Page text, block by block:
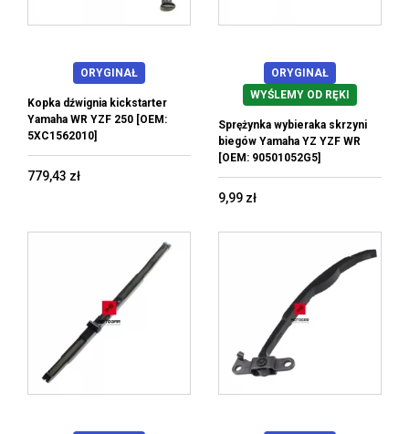
ORYGINAŁ
Kopka dźwignia kickstarter
Yamaha WR YZF 250 [OEM:
5XC1562010]
779,43 zł
ORYGINAŁ
WYŚLEMY OD RĘKI
Sprężynka wybieraka skrzyni
biegów Yamaha YZ YZF WR
[OEM: 90501052G5]
9,99 zł